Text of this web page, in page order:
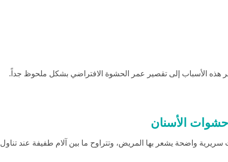
هذه الأسباب إلى تقصير عمر الحشوة الافتراضي بشكل ملحوظ جداً.
الأسنان
واضحة يشعر بها المريض، وتتراوح ما بين آلام طفيفة عند تناول